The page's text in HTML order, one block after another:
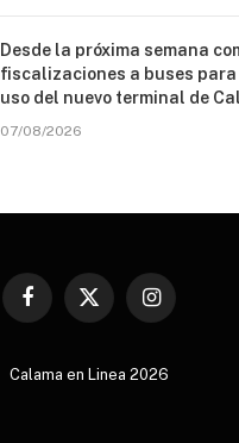
Desde la próxima semana
fiscalizaciones a buses
uso del nuevo terminal de
07/08/2026
Facebook
X
Instagram
Calama en Linea 2026